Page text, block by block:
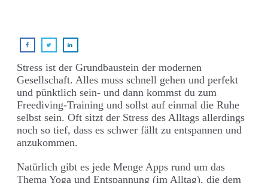
Stress ist der Grundbaustein der modernen
Gesellschaft. Alles muss schnell gehen und perfekt
und pünktlich sein- und dann kommst du zum
Freediving-Training und sollst auf einmal die Ruhe
selbst sein. Oft sitzt der Stress des Alltags allerdings
noch so tief, dass es schwer fällt zu entspannen und
anzukommen.
Natürlich gibt es jede Menge Apps rund um das
Thema Yoga und Entspannung (im Alltag), die dem